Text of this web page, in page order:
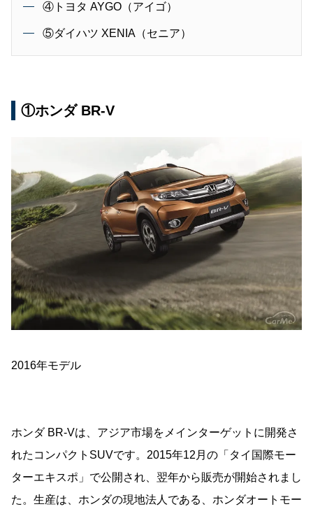
④トヨタ AYGO（アイゴ）
⑤ダイハツ XENIA（セニア）
①ホンダ BR-V
2016年モデル
ホンダ BR-Vは、アジア市場をメインターゲットに開発さ
れたコンパクトSUVです。2015年12月の「タイ国際モー
ターエキスポ」で公開され、翌年から販売が開始されまし
た。生産は、ホンダの現地法人である、ホンダオートモー